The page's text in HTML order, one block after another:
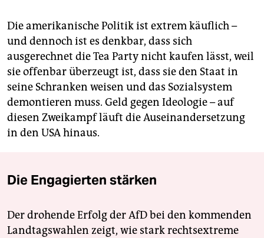
Die amerikanische Politik ist extrem käuflich –
und dennoch ist es denkbar, dass sich
ausgerechnet die Tea Party nicht kaufen lässt, weil
sie offenbar überzeugt ist, dass sie den Staat in
seine Schranken weisen und das Sozialsystem
demontieren muss. Geld gegen Ideologie – auf
diesen Zweikampf läuft die Auseinandersetzung
in den USA hinaus.
Die Engagierten stärken
Der drohende Erfolg der AfD bei den kommenden
Landtagswahlen zeigt, wie stark rechtsextreme